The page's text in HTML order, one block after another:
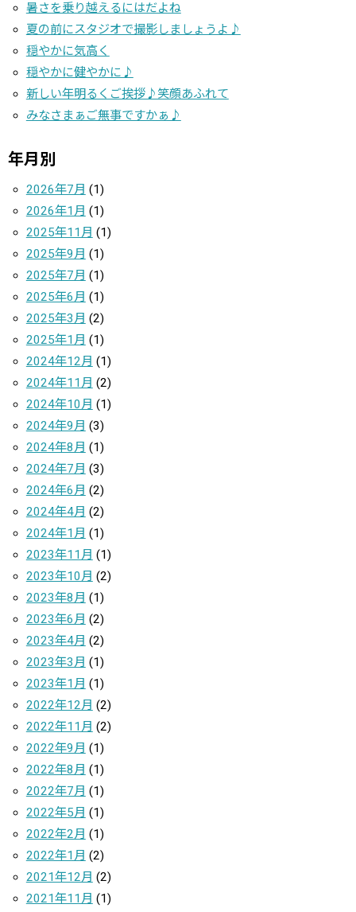
暑さを乗り越えるにはだよね
夏の前にスタジオで撮影しましょうよ♪
穏やかに気高く
穏やかに健やかに♪
新しい年明るくご挨拶♪笑顔あふれて
みなさまぁご無事ですかぁ♪
年月別
2026年7月 (1)
2026年1月 (1)
2025年11月 (1)
2025年9月 (1)
2025年7月 (1)
2025年6月 (1)
2025年3月 (2)
2025年1月 (1)
2024年12月 (1)
2024年11月 (2)
2024年10月 (1)
2024年9月 (3)
2024年8月 (1)
2024年7月 (3)
2024年6月 (2)
2024年4月 (2)
2024年1月 (1)
2023年11月 (1)
2023年10月 (2)
2023年8月 (1)
2023年6月 (2)
2023年4月 (2)
2023年3月 (1)
2023年1月 (1)
2022年12月 (2)
2022年11月 (2)
2022年9月 (1)
2022年8月 (1)
2022年7月 (1)
2022年5月 (1)
2022年2月 (1)
2022年1月 (2)
2021年12月 (2)
2021年11月 (1)